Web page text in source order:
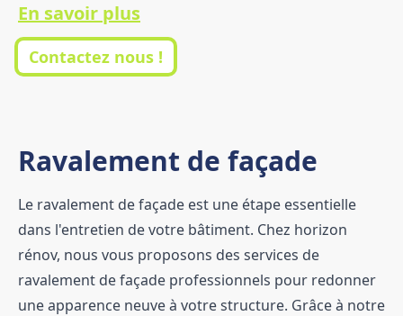
En savoir plus
Contactez nous !
Ravalement de façade
Le ravalement de façade est une étape essentielle
dans l'entretien de votre bâtiment. Chez horizon
rénov, nous vous proposons des services de
ravalement de façade professionnels pour redonner
une apparence neuve à votre structure. Grâce à notre